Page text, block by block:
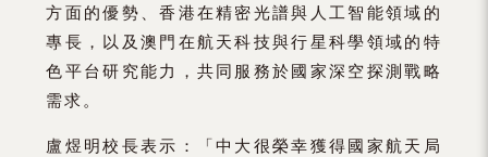
方面的優勢、香港在精密光譜與人工智能領域的
專長，以及澳門在航天科技與行星科學領域的特
色平台研究能力，共同服務於國家深空探測戰略
需求。
盧煜明校長表示：「中大很榮幸獲得國家航天局